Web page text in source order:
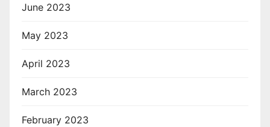
June 2023
May 2023
April 2023
March 2023
February 2023